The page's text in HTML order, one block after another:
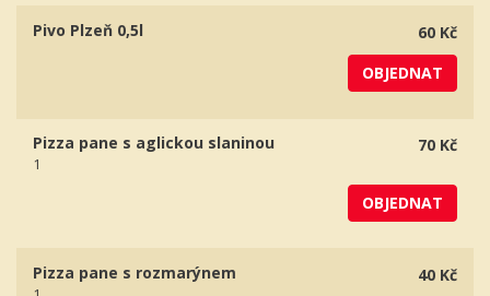
60 Kč
Pivo Plzeň 0,5l
OBJEDNAT
70 Kč
Pizza pane s aglickou slaninou
1
OBJEDNAT
40 Kč
Pizza pane s rozmarýnem